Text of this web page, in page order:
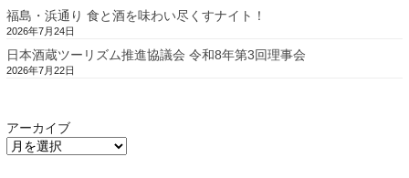
福島・浜通り 食と酒を味わい尽くすナイト！
2026年7月24日
日本酒蔵ツーリズム推進協議会 令和8年第3回理事会
2026年7月22日
アーカイブ